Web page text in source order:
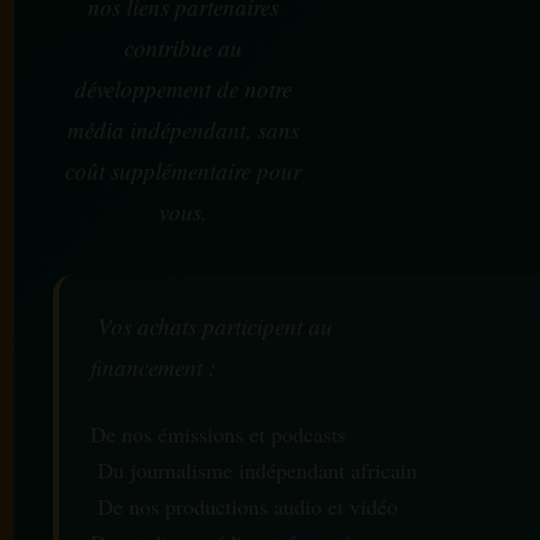
nos liens partenaires
contribue au
développement de notre
média indépendant, sans
coût supplémentaire pour
vous.